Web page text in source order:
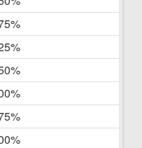
Berkelanjutan
TAMASHA
Baru Perusahaan